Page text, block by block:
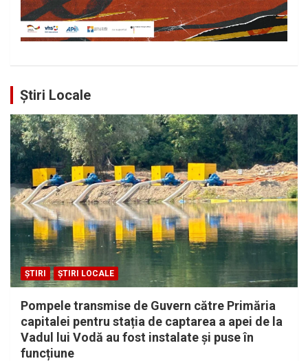
Știri Locale
ȘTIRI ȘTIRI LOCALE
Pompele transmise de Guvern către Primăria
capitalei pentru stația de captarea a apei de la
Vadul lui Vodă au fost instalate și puse în
funcțiune